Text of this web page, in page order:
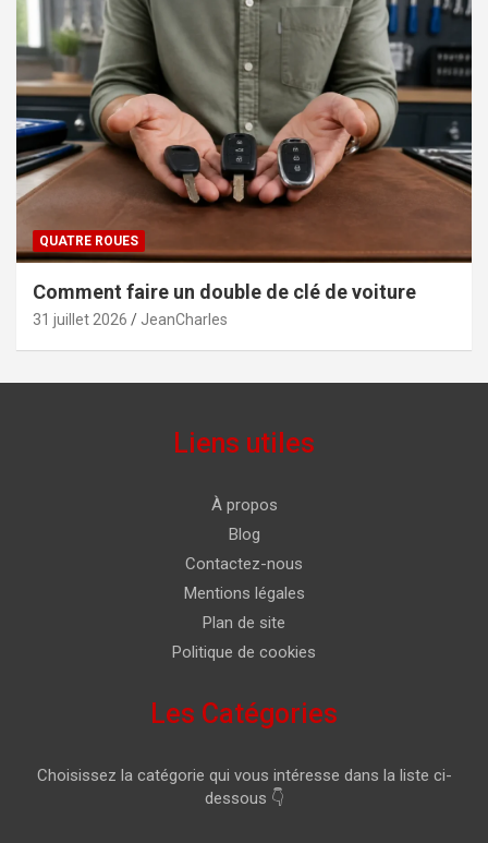
QUATRE ROUES
Comment faire un double de clé de voiture
31 juillet 2026 JeanCharles
Liens utiles
À propos
Blog
Contactez-nous
Mentions légales
Plan de site
Politique de cookies
Les Catégories
Choisissez la catégorie qui vous intéresse dans la liste ci-
dessous 👇